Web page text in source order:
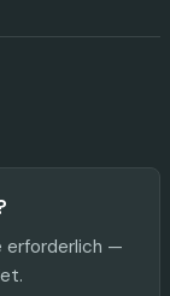
erforderlich —